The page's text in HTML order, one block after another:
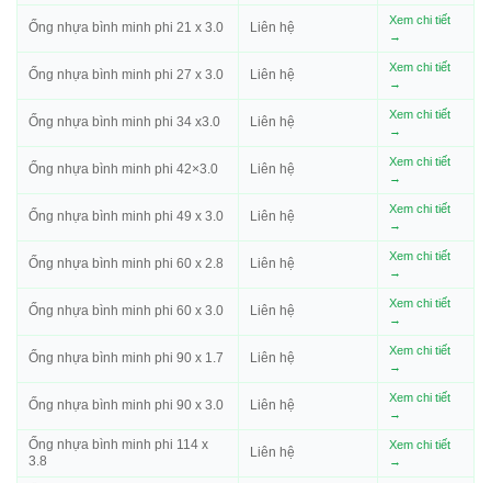
Ống nhựa bình minh phi 21 x 3.0 Liên hệ
Xem chi tiết
→
Ống nhựa bình minh phi 27 x 3.0 Liên hệ
Xem chi tiết
→
Ống nhựa bình minh phi 34 x3.0 Liên hệ
Xem chi tiết
→
Ống nhựa bình minh phi 42×3.0 Liên hệ
Xem chi tiết
→
Ống nhựa bình minh phi 49 x 3.0 Liên hệ
Xem chi tiết
→
Ống nhựa bình minh phi 60 x 2.8 Liên hệ
Xem chi tiết
→
Ống nhựa bình minh phi 60 x 3.0 Liên hệ
Xem chi tiết
→
Ống nhựa bình minh phi 90 x 1.7 Liên hệ
Xem chi tiết
→
Ống nhựa bình minh phi 90 x 3.0 Liên hệ
Xem chi tiết
→
Ống nhựa bình minh phi 114 x
3.8
Liên hệ
Xem chi tiết
→